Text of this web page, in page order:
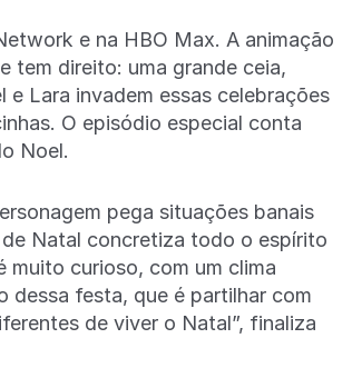
e na HBO Max. A animação
tem direito: uma grande ceia,
Lara invadem essas celebrações
O episódio especial conta
Noel.
pega situações banais
Natal concretiza todo o espírito
muito curioso, com um clima
dessa festa, que é partilhar com
de viver o Natal”, finaliza